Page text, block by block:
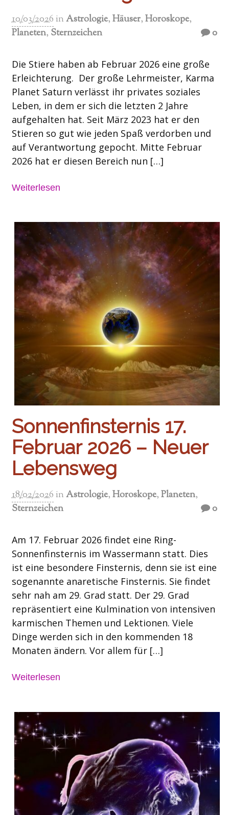
10/03/2026 inAstrologie,Häuser,Horoskope,
Planeten, Sternzeichen 0
Die Stiere haben ab Februar 2026 eine große
Erleichterung. Der große Lehrmeister, Karma
Planet Saturn verlässt ihr privates soziales
Leben, in dem er sich die letzten 2 Jahre
aufgehalten hat. Seit März 2023 hat er den
Stieren so gut wie jeden Spaß verdorben und
auf Verantwortung gepocht. Mitte Februar
2026 hat er diesen Bereich nun […]
Weiterlesen
Sonnenfinsternis 17.
Februar 2026 – Neuer
Lebensweg
18/02/2026 inAstrologie,Horoskope,Planeten,
Sternzeichen
0
Am 17. Februar 2026 findet eine Ring-
Sonnenfinsternis im Wassermann statt. Dies
ist eine besondere Finsternis, denn sie ist eine
sogenannte anaretische Finsternis. Sie findet
sehr nah am 29. Grad statt. Der 29. Grad
repräsentiert eine Kulmination von intensiven
karmischen Themen und Lektionen. Viele
Dinge werden sich in den kommenden 18
Monaten ändern. Vor allem für […]
Weiterlesen